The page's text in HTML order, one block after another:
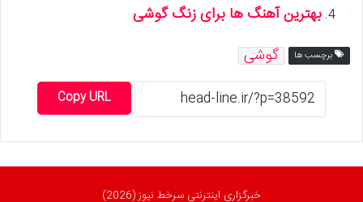
بهترین آهنگ ها برای زنگ گوشی
برچسب ها گوشی
Copy URL
خبرگزاری اینترنتی سرخط نیوز (2026)